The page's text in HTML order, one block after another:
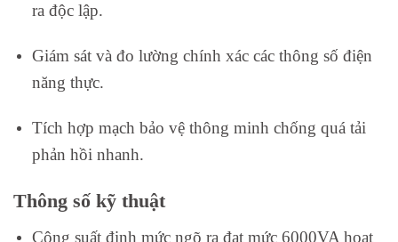
ra độc lập.
Giám sát và đo lường chính xác các thông số điện
năng thực.
Tích hợp mạch bảo vệ thông minh chống quá tải
phản hồi nhanh.
Thông số kỹ thuật
Công suất định mức ngõ ra đạt mức 6000VA hoạt